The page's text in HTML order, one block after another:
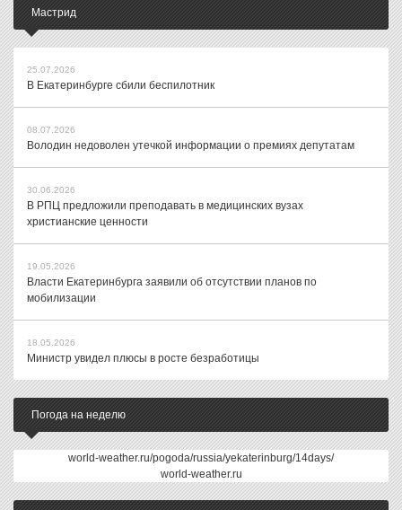
Мастрид
25.07.2026
В Екатеринбурге сбили беспилотник
08.07.2026
Володин недоволен утечкой информации о премиях депутатам
30.06.2026
В РПЦ предложили преподавать в медицинских вузах
христианские ценности
19.05.2026
Власти Екатеринбурга заявили об отсутствии планов по
мобилизации
18.05.2026
Министр увидел плюсы в росте безработицы
Погода на неделю
world-weather.ru/pogoda/russia/yekaterinburg/14days/
world-weather.ru